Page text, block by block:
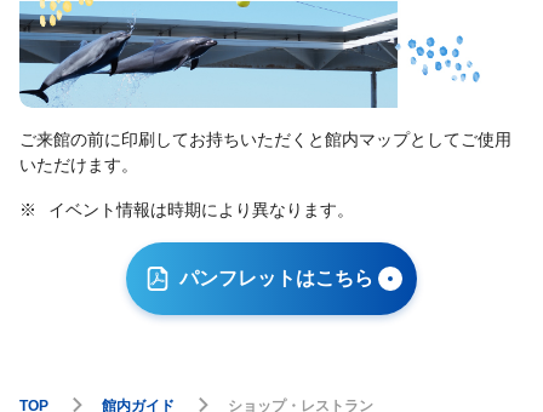
ご来館の前に印刷してお持ちいただくと館内マップとしてご使用
いただけます。
※ イベント情報は時期により異なります。
パンフレットはこちら
TOP 館内ガイド ショップ・レストラン